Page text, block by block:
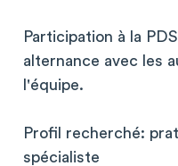
Participation à la
alternance avec les
l'équipe.
Profil recherché:
spécialiste